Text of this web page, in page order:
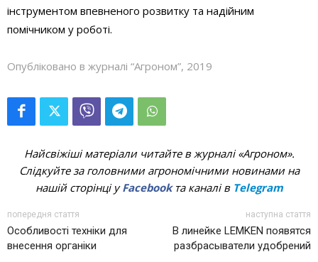
інструментом впевненого розвитку та надійним
помічником у роботі.
Опубліковано в журналі “Агроном”, 2019
Найсвіжіші матеріали читайте в журналі «Агроном».
Слідкуйте за головними агрономічними новинами на
нашій сторінці уFacebookта каналі в Telegram
попередня стаття
Особливості техніки для
внесення органіки
наступна стаття
В линейке LEMKEN появятся
разбрасыватели удобрений